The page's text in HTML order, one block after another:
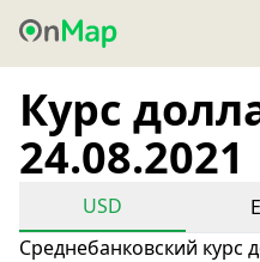
Курс
24.08.2021
USD
Среднебанковский курс